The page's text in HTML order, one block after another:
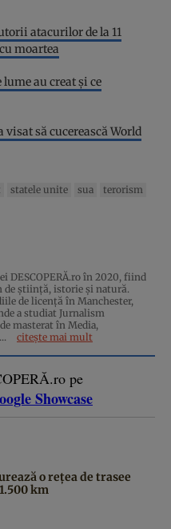
atacurilor de la 11
moartea
lume au creat și ce
să cucerească World
statele unite sua
terorism
DESCOPERĂ.ro în 2020, fiind
de știință, istorie și natură.
de licență în Manchester,
a studiat Jurnalism
masterat în Media,
citește mai mult
pe
Showcase
o rețea de trasee
km